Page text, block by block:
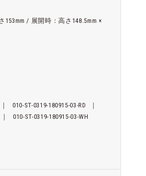
153mm / 展開時：高さ148.5mm ×
｜ 010-ST-0319-180915-03-RD
｜
｜ 010-ST-0319-180915-03-WH